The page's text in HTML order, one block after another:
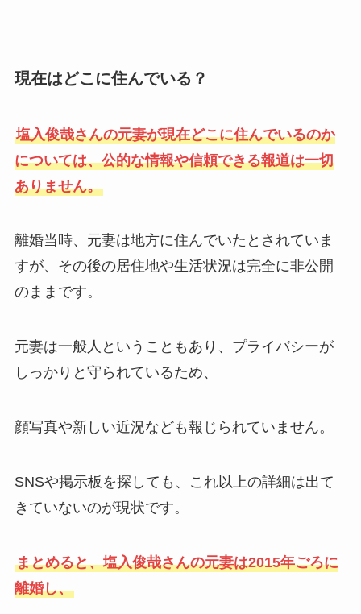
現在はどこに住んでいる？
塩入俊哉さんの元妻が現在どこに住んでいるのか
については、公的な情報や信頼できる報道は一切
ありません。
離婚当時、元妻は地方に住んでいたとされていま
すが、その後の居住地や生活状況は完全に非公開
のままです。
元妻は一般人ということもあり、プライバシーが
しっかりと守られているため、
顔写真や新しい近況なども報じられていません。
SNSや掲示板を探しても、これ以上の詳細は出て
きていないのが現状です。
まとめると、塩入俊哉さんの元妻は2015年ごろに
離婚し、